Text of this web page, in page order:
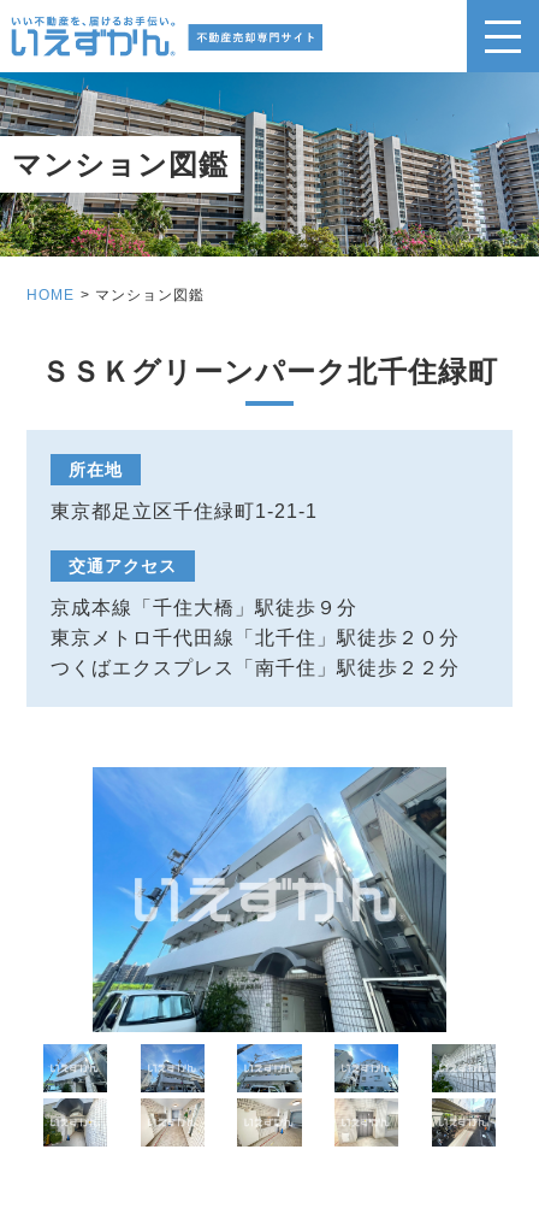
マンション図鑑
HOME マンション図鑑
ＳＳＫグリーンパーク北千住緑町
所在地
東京都足立区千住緑町1-21-1
交通アクセス
京成本線「千住大橋」駅徒歩９分
東京メトロ千代田線「北千住」駅徒歩２０分
つくばエクスプレス「南千住」駅徒歩２２分